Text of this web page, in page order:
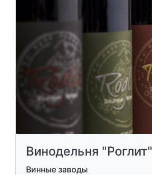
Винодельня "Роглит"
Винные заводы